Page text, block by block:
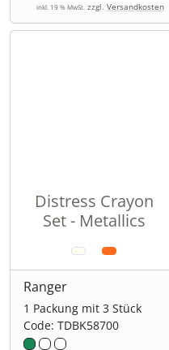
inkl. 19 % MwSt. zzgl. Versandkosten
Distress Crayon
Set - Metallics
Ranger
1 Packung mit 3 Stück
Code: TDBK58700